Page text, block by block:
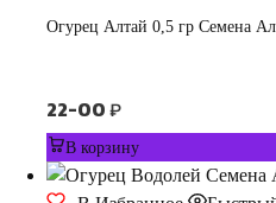
Огурец Алтай 0,5 гр Семена
22-00₽
В корзину